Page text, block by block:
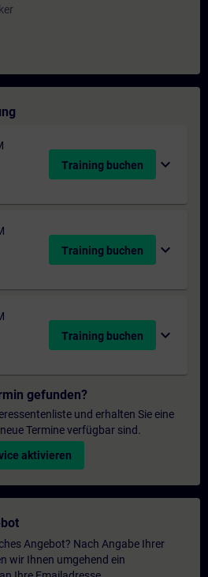
Training buchen expand_more
Training buchen expand_more
Training buchen expand_more
gefunden?
und erhalten Sie eine
Termine verfügbar sind.
aktivieren
Angebot? Nach Angabe Ihrer
wir Ihnen umgehend ein